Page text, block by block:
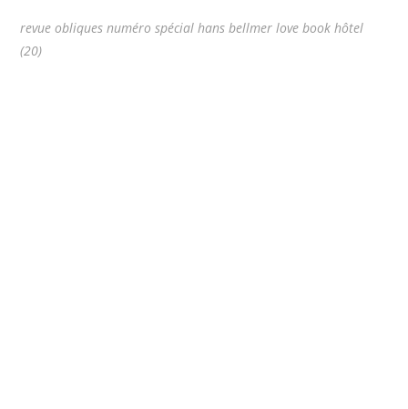
revue obliques numéro spécial hans bellmer love book hôtel
(20)